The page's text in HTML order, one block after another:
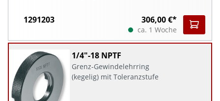
1291203 306,00 €*
ca. 1 Woche
1/4"-18 NPTF
Grenz-Gewindelehrring
(kegelig) mit Toleranzstufe